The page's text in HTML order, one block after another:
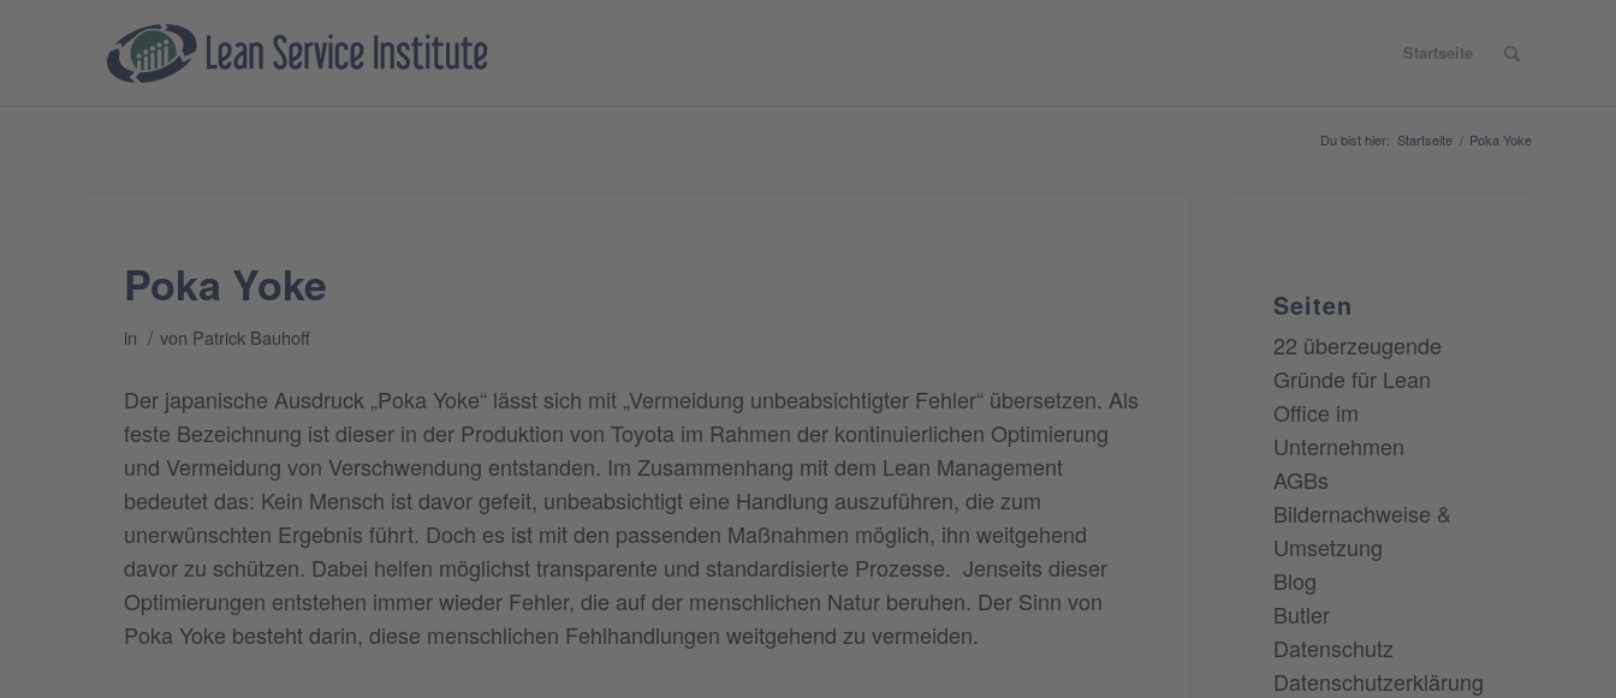
Startseite
Du bist hier: Startseite / Poka Yoke
Poka Yoke
in / von Patrick Bauhoff
Der japanische Ausdruck „Poka Yoke“ lässt sich mit „Vermeidung unbeabsichtigter Fehler“ übersetzen. Als
feste Bezeichnung ist dieser in der Produktion von Toyota im Rahmen der kontinuierlichen Optimierung
und Vermeidung von Verschwendung entstanden. Im Zusammenhang mit dem Lean Management
bedeutet das: Kein Mensch ist davor gefeit, unbeabsichtigt eine Handlung auszuführen, die zum
unerwünschten Ergebnis führt. Doch es ist mit den passenden Maßnahmen möglich, ihn weitgehend
davor zu schützen. Dabei helfen möglichst transparente und standardisierte Prozesse. Jenseits dieser
Optimierungen entstehen immer wieder Fehler, die auf der menschlichen Natur beruhen. Der Sinn von
Poka Yoke besteht darin, diese menschlichen Fehlhandlungen weitgehend zu vermeiden.
Seiten
22 überzeugende
Gründe für Lean
Office im
Unternehmen
AGBs
Bildernachweise &
Umsetzung
Blog
Butler
Datenschutz
Datenschutzerklärung